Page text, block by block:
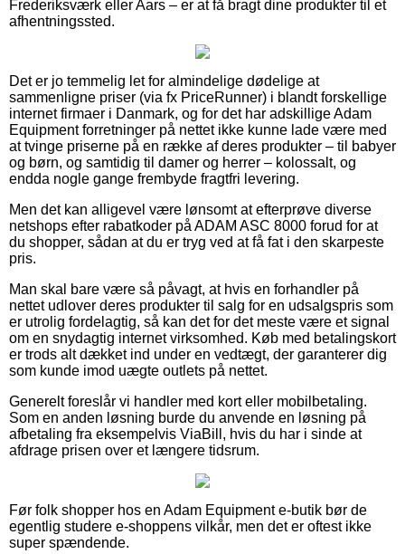
Frederiksværk eller Aars – er at få bragt dine produkter til et
afhentningssted.
Det er jo temmelig let for almindelige dødelige at
sammenligne priser (via fx PriceRunner) i blandt forskellige
internet firmaer i Danmark, og for det har adskillige Adam
Equipment forretninger på nettet ikke kunne lade være med
at tvinge priserne på en række af deres produkter – til babyer
og børn, og samtidig til damer og herrer – kolossalt, og
endda nogle gange frembyde fragtfri levering.
Men det kan alligevel være lønsomt at efterprøve diverse
netshops efter rabatkoder på ADAM ASC 8000 forud for at
du shopper, sådan at du er tryg ved at få fat i den skarpeste
pris.
Man skal bare være så påvagt, at hvis en forhandler på
nettet udlover deres produkter til salg for en udsalgspris som
er utrolig fordelagtig, så kan det for det meste være et signal
om en snydagtig internet virksomhed. Køb med betalingskort
er trods alt dækket ind under en vedtægt, der garanterer dig
som kunde imod uægte outlets på nettet.
Generelt foreslår vi handler med kort eller mobilbetaling.
Som en anden løsning burde du anvende en løsning på
afbetaling fra eksempelvis ViaBill, hvis du har i sinde at
afdrage prisen over et længere tidsrum.
Før folk shopper hos en Adam Equipment e-butik bør de
egentlig studere e-shoppens vilkår, men det er oftest ikke
super spændende.